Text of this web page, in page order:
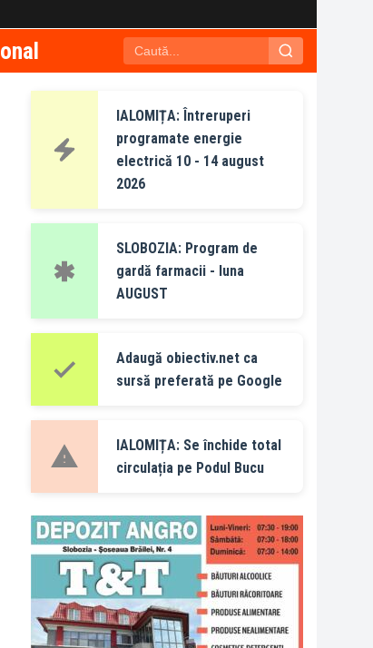
IALOMIȚA: Întreruperi
programate energie
electrică 10 - 14 august
2026
SLOBOZIA: Program de
gardă farmacii - luna
AUGUST
Adaugă obiectiv.net ca
sursă preferată pe Google
IALOMIȚA: Se închide total
circulația pe Podul Bucu